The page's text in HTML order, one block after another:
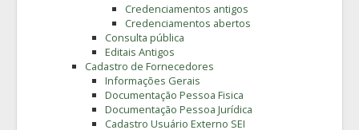
Credenciamentos antigos
Credenciamentos abertos
Consulta pública
Editais Antigos
Cadastro de Fornecedores
Informações Gerais
Documentação Pessoa Fisica
Documentação Pessoa Jurídica
Cadastro Usuário Externo SEI